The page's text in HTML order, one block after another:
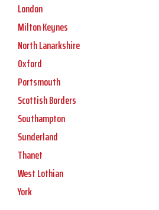
London
Milton Keynes
North Lanarkshire
Oxford
Portsmouth
Scottish Borders
Southampton
Sunderland
Thanet
West Lothian
York